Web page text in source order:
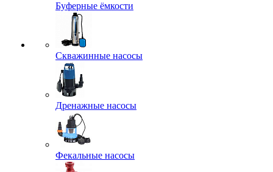
Буферные ёмкости
Скважинные насосы
Дренажные насосы
Фекальные насосы